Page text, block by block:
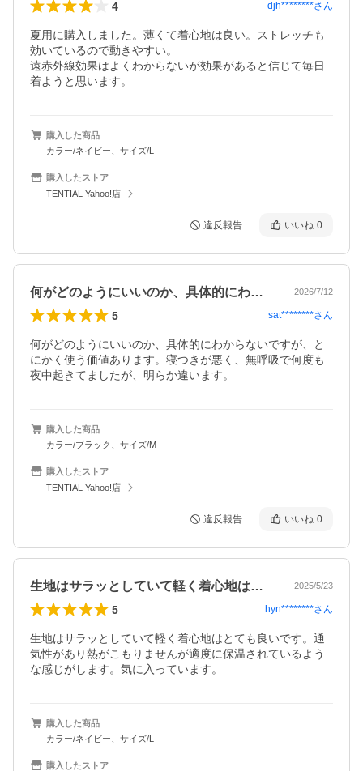
4 djh********さん
夏用に購入しました。薄くて着心地は良い。ストレッチも
効いているので動きやすい。
遠赤外線効果はよくわからないが効果があると信じて毎日
着ようと思います。
購入した商品
カラー/ネイビー、サイズ/L
購入したストア
TENTIAL Yahoo!店
違反報告 いいね 0
何がどのようにいいのか、具体的にわから… 2026/7/12
5 sat********さん
何がどのようにいいのか、具体的にわからないですが、と
にかく使う価値あります。寝つきが悪く、無呼吸で何度も
夜中起きてましたが、明らか違います。
購入した商品
カラー/ブラック、サイズ/M
購入したストア
TENTIAL Yahoo!店
違反報告 いいね 0
生地はサラッとしていて軽く着心地はとて… 2025/5/23
5 hyn********さん
生地はサラッとしていて軽く着心地はとても良いです。通
気性があり熱がこもりませんが適度に保温されているよう
な感じがします。気に入っています。
購入した商品
カラー/ネイビー、サイズ/L
購入したストア